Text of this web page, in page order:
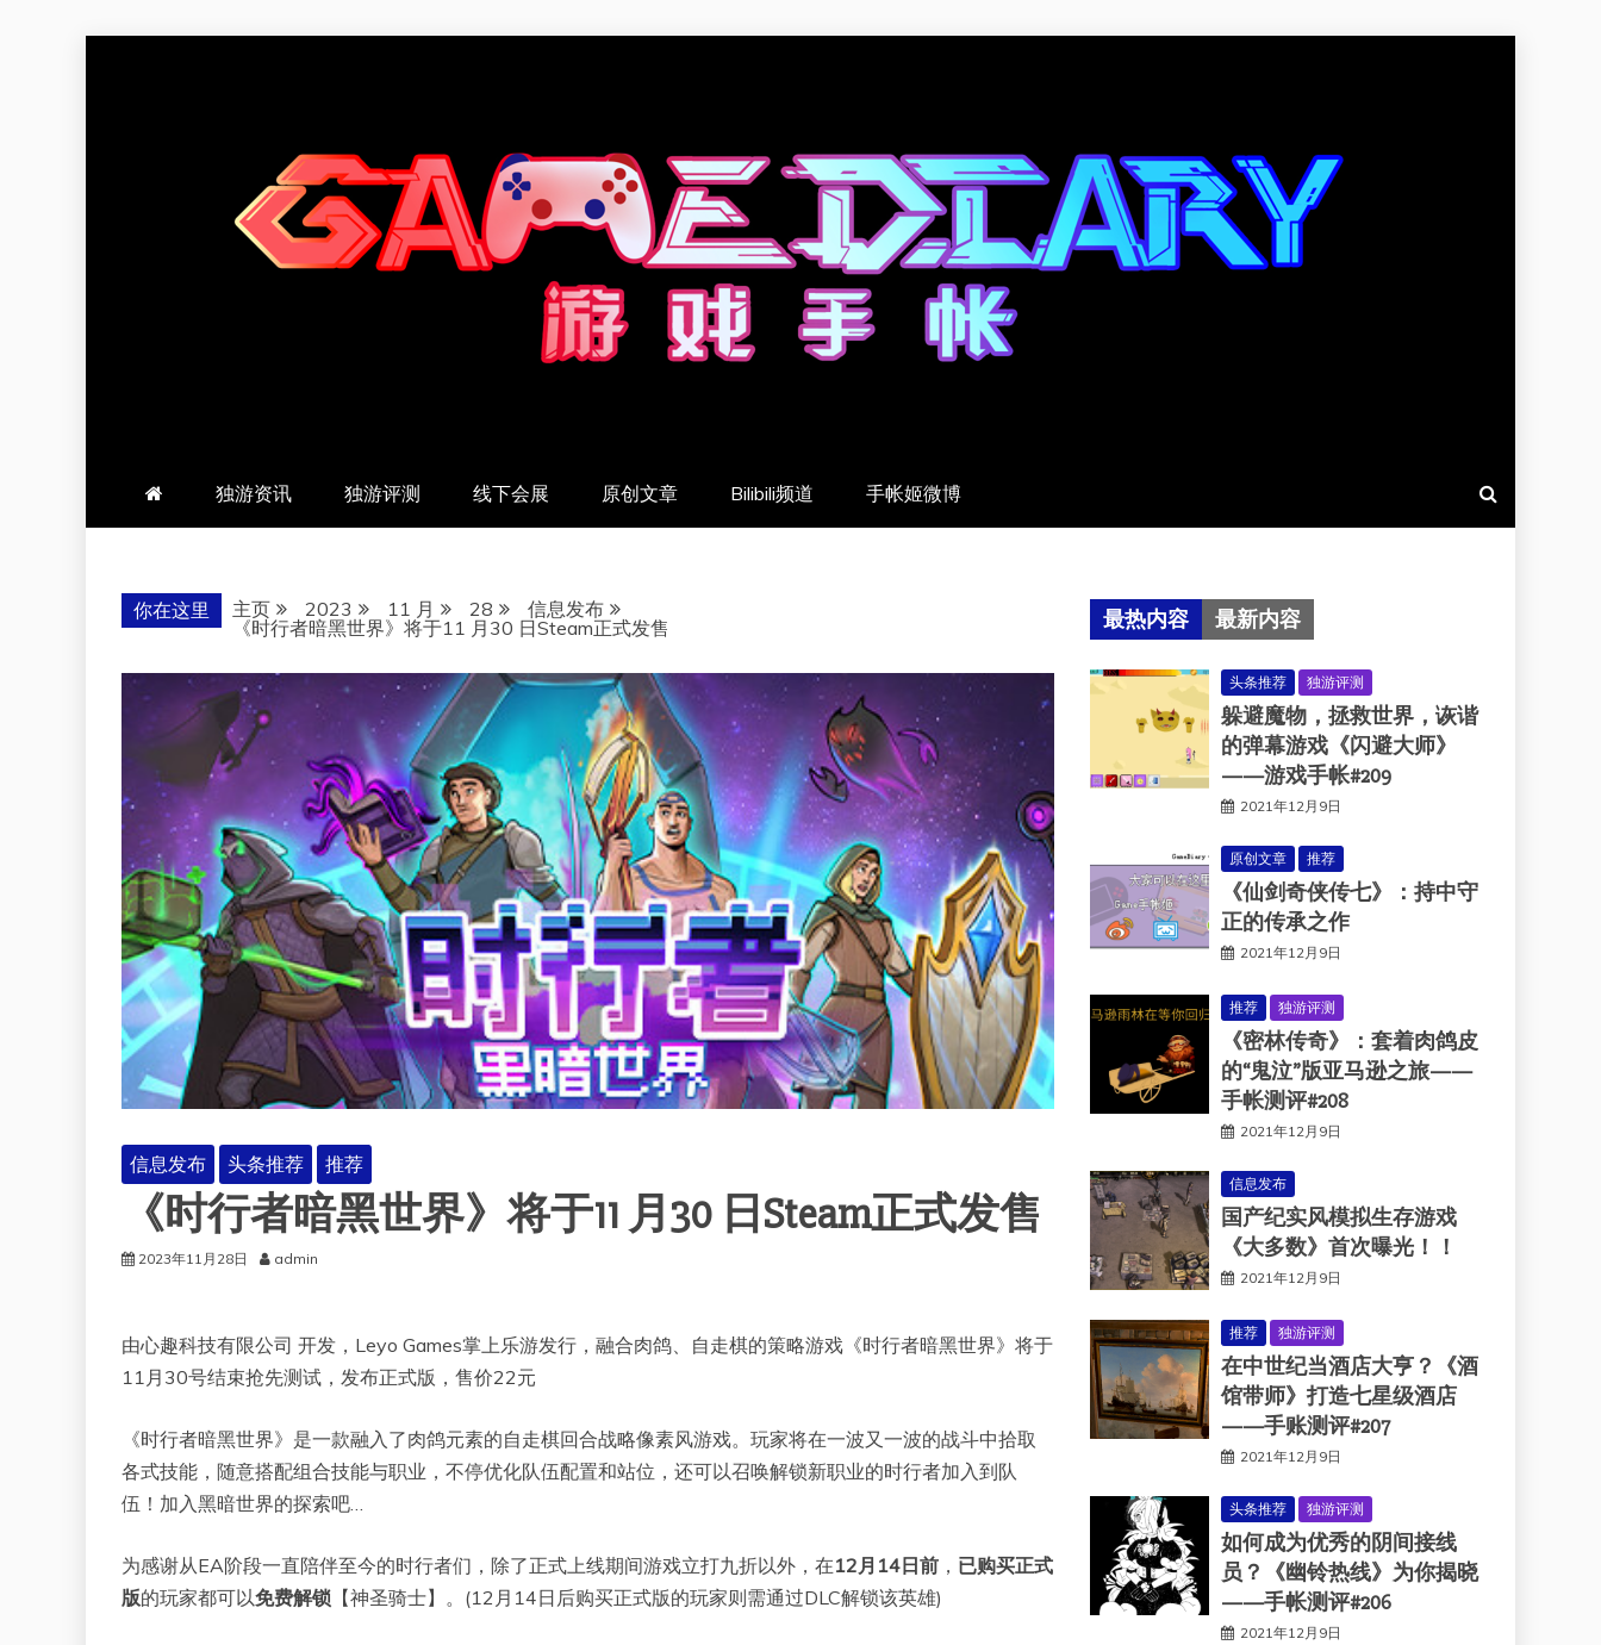
羽风手帐姬
独游资讯 独游评测 线下会展 原创文章 Bilibili频道 手帐姬微博
你在这里 主页 2023 11 月 28
信息发布
《时行者暗黑世界》将于11 月30 日Steam正式发售
信息发布 头条推荐 推荐
《时行者暗黑世界》将于11 月30 日Steam正式发售
2023年11月28日 admin
由心趣科技有限公司 开发，Leyo Games掌上乐游发行，融合肉鸽、自走棋的策略游戏《时行者暗黑世界》将于
11月30号结束抢先测试，发布正式版，售价22元
《时行者暗黑世界》是一款融入了肉鸽元素的自走棋回合战略像素风游戏。玩家将在一波又一波的战斗中拾取
各式技能，随意搭配组合技能与职业，不停优化队伍配置和站位，还可以召唤解锁新职业的时行者加入到队
伍！加入黑暗世界的探索吧…
为感谢从EA阶段一直陪伴至今的时行者们，除了正式上线期间游戏立打九折以外，在12月14日前 ， 已购买正式
版的玩家都可以免费解锁 【神圣骑士】。(12月14日后购买正式版的玩家则需通过DLC解锁该英雄)
最热内容 最新内容
头条推荐 独游评测
躲避魔物，拯救世界，诙谐
的弹幕游戏《闪避大师》
——游戏手帐#209
2021年12月9日
原创文章 推荐
《仙剑奇侠传七》：持中守
正的传承之作
2021年12月9日
推荐 独游评测
《密林传奇》：套着肉鸽皮
的“鬼泣”版亚马逊之旅——
手帐测评#208
2021年12月9日
信息发布
国产纪实风模拟生存游戏
《大多数》首次曝光！！
2021年12月9日
推荐 独游评测
在中世纪当酒店大亨？《酒
馆带师》打造七星级酒店
——手账测评#207
2021年12月9日
头条推荐 独游评测
如何成为优秀的阴间接线
员？《幽铃热线》为你揭晓
——手帐测评#206
2021年12月9日